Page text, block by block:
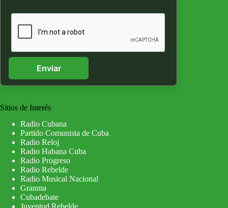
Enviar
Sitios de Interés
Radio Cubana
Partido Comunista de Cuba
Radio Reloj
Radio Habana Cuba
Radio Progreso
Radio Rebelde
Radio Musical Nacional
Granma
Cubadebate